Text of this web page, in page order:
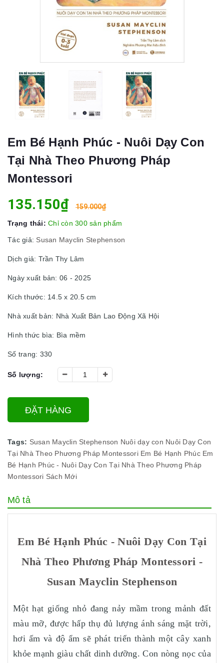
Em Bé Hạnh Phúc - Nuôi Dạy Con
Tại Nhà Theo Phương Pháp
Montessori
135.150₫ 159.000₫
Trạng thái: Chỉ còn 300 sản phẩm
Tác giả: Susan Mayclin Stephenson
Dịch giả: Trần Thy Lâm
Ngày xuất bản: 06 - 2025
Kích thước: 14.5 x 20.5 cm
Nhà xuất bản: Nhà Xuất Bản Lao Động Xã Hội
Hình thức bìa: Bìa mềm
Số trang: 330
Số lượng:
ĐẶT HÀNG
Tags: Susan Mayclin Stephenson Nuôi dạy con Nuôi Dạy Con
Tại Nhà Theo Phương Pháp Montessori Em Bé Hạnh Phúc Em
Bé Hạnh Phúc - Nuôi Dạy Con Tại Nhà Theo Phương Pháp
Montessori Sách Mới
Mô tả
Em Bé Hạnh Phúc - Nuôi Dạy Con Tại
Nhà Theo Phương Pháp Montessori -
Susan Mayclin Stephenson
Một hạt giống nhỏ đang nảy mầm trong mảnh đất
màu mỡ, được hấp thụ đủ lượng ánh sáng mặt trời,
hơi ấm và độ ẩm sẽ phát triển thành một cây xanh
khỏe mạnh giàu chất dinh dưỡng. Con nòng nọc của